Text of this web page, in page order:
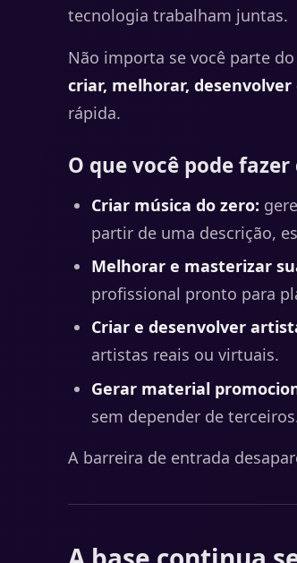
tecnologia trabalham juntas.
Não importa se você parte
criar, melhorar, desenvolver
rápida.
O que você pode
Criar música do zero:
partir de uma descrição,
Melhorar e masterizar
profissional pronto para
Criar e desenvolver
artistas reais ou virtuais.
Gerar material
sem depender de
A barreira de entrada